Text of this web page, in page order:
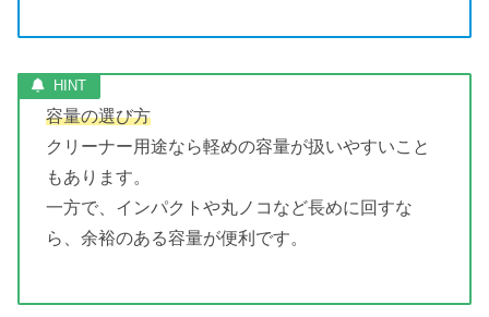
容量の選び方
クリーナー用途なら軽めの容量が扱いやすいこと
もあります。
一方で、インパクトや丸ノコなど長めに回すな
ら、余裕のある容量が便利です。